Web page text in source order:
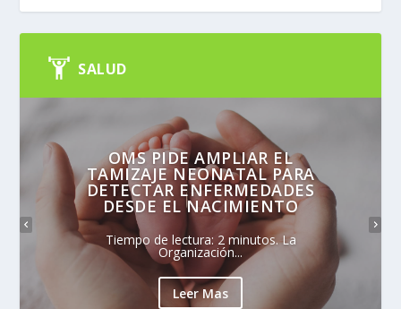
SALUD
OMS PIDE AMPLIAR EL
TAMIZAJE NEONATAL PARA
DETECTAR ENFERMEDADES
DESDE EL NACIMIENTO
Tiempo de lectura: 2 minutos. La
Organización...
Leer Mas